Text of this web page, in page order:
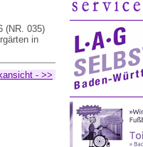
(NR. 035)
in
- >>